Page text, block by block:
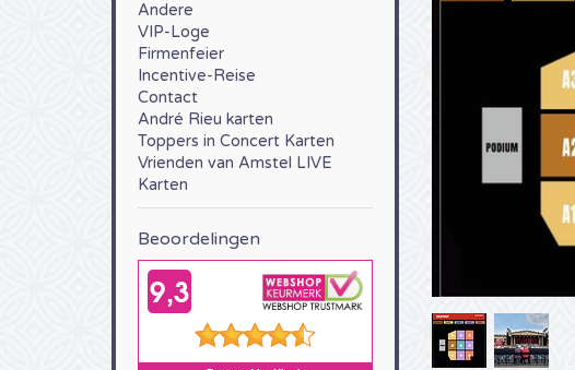
Andere
VIP-Loge
Firmenfeier
Incentive-Reise
Contact
André Rieu karten
Toppers in Concert Karten
Vrienden van Amstel LIVE
Karten
Beoordelingen